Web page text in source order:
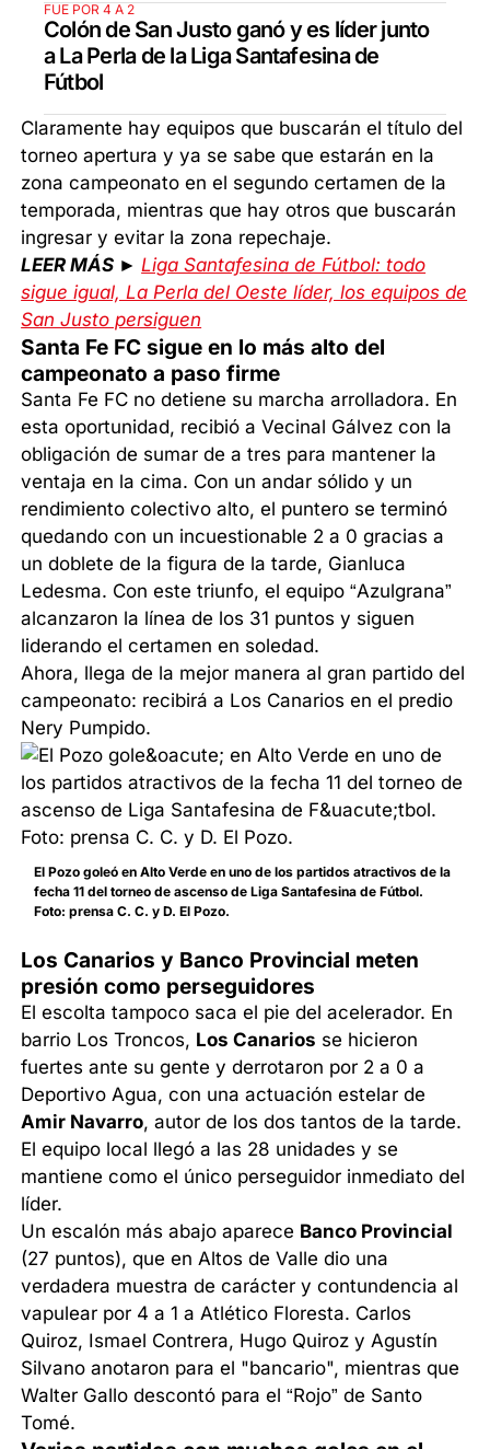
FUE POR 4 A 2
Colón de San Justo ganó y es líder junto
a La Perla de la Liga Santafesina de
Fútbol
Claramente hay equipos que buscarán el título del
torneo apertura y ya se sabe que estarán en la
zona campeonato en el segundo certamen de la
temporada, mientras que hay otros que buscarán
ingresar y evitar la zona repechaje.
LEER MÁS ►Liga Santafesina de Fútbol: todo
sigue igual, La Perla del Oeste líder, los equipos de
San Justo persiguen
Santa Fe FC sigue en lo más alto del
campeonato a paso firme
Santa Fe FC no detiene su marcha arrolladora. En
esta oportunidad, recibió a Vecinal Gálvez con la
obligación de sumar de a tres para mantener la
ventaja en la cima. Con un andar sólido y un
rendimiento colectivo alto, el puntero se terminó
quedando con un incuestionable 2 a 0 gracias a
un doblete de la figura de la tarde, Gianluca
Ledesma. Con este triunfo, el equipo “Azulgrana”
alcanzaron la línea de los 31 puntos y siguen
liderando el certamen en soledad.
Ahora, llega de la mejor manera al gran partido del
campeonato: recibirá a Los Canarios en el predio
Nery Pumpido.
El Pozo goleó en Alto Verde en uno de los partidos atractivos de la
fecha 11 del torneo de ascenso de Liga Santafesina de Fútbol.
Foto: prensa C. C. y D. El Pozo.
Los Canarios y Banco Provincial meten
presión como perseguidores
El escolta tampoco saca el pie del acelerador. En
barrio Los Troncos, Los Canarios se hicieron
fuertes ante su gente y derrotaron por 2 a 0 a
Deportivo Agua, con una actuación estelar de
Amir Navarro, autor de los dos tantos de la tarde.
El equipo local llegó a las 28 unidades y se
mantiene como el único perseguidor inmediato del
líder.
Un escalón más abajo aparece Banco Provincial
(27 puntos), que en Altos de Valle dio una
verdadera muestra de carácter y contundencia al
vapulear por 4 a 1 a Atlético Floresta. Carlos
Quiroz, Ismael Contrera, Hugo Quiroz y Agustín
Silvano anotaron para el "bancario", mientras que
Walter Gallo descontó para el “Rojo” de Santo
Tomé.